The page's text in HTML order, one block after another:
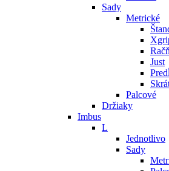
Sady
Metrické
Just
Palcové
Držiaky
Imbus
L
Jednotlivo
Sady